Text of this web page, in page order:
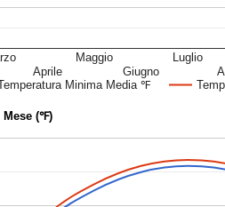
Minima Media ℉
Aprile
Maggio
Giugno
Luglio
Mese (℉)